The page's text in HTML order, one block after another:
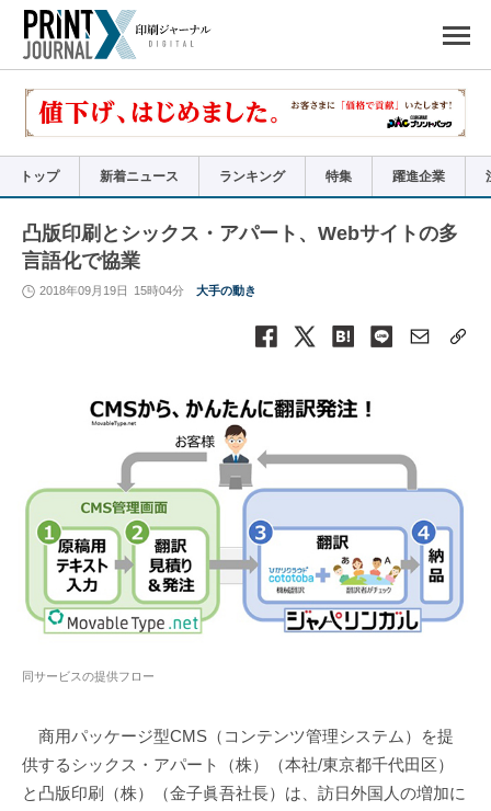
で
リ
トップ 新着ニュース ランキング 特集 躍進企業
凸版印刷とシックス・アパート、Webサイトの多
言語化で協業
2018年09月19日 15時04分 大手の動き
同サービスの提供フロー
商用パッケージ型CMS（コンテンツ管理システム）を提
供するシックス・アパート（株）（本社/東京都千代田区）
と凸版印刷（株）（金子眞吾社長）は、訪日外国人の増加に